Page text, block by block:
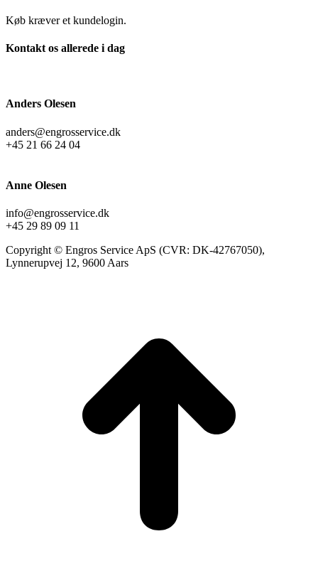
Køb kræver et kundelogin.
Kontakt os allerede i dag
Anders Olesen
anders@engrosservice.dk
+45 21 66 24 04
Anne Olesen
info@engrosservice.dk
+45 29 89 09 11
Copyright © Engros Service ApS (CVR: DK-42767050),
Lynnerupvej 12, 9600 Aars